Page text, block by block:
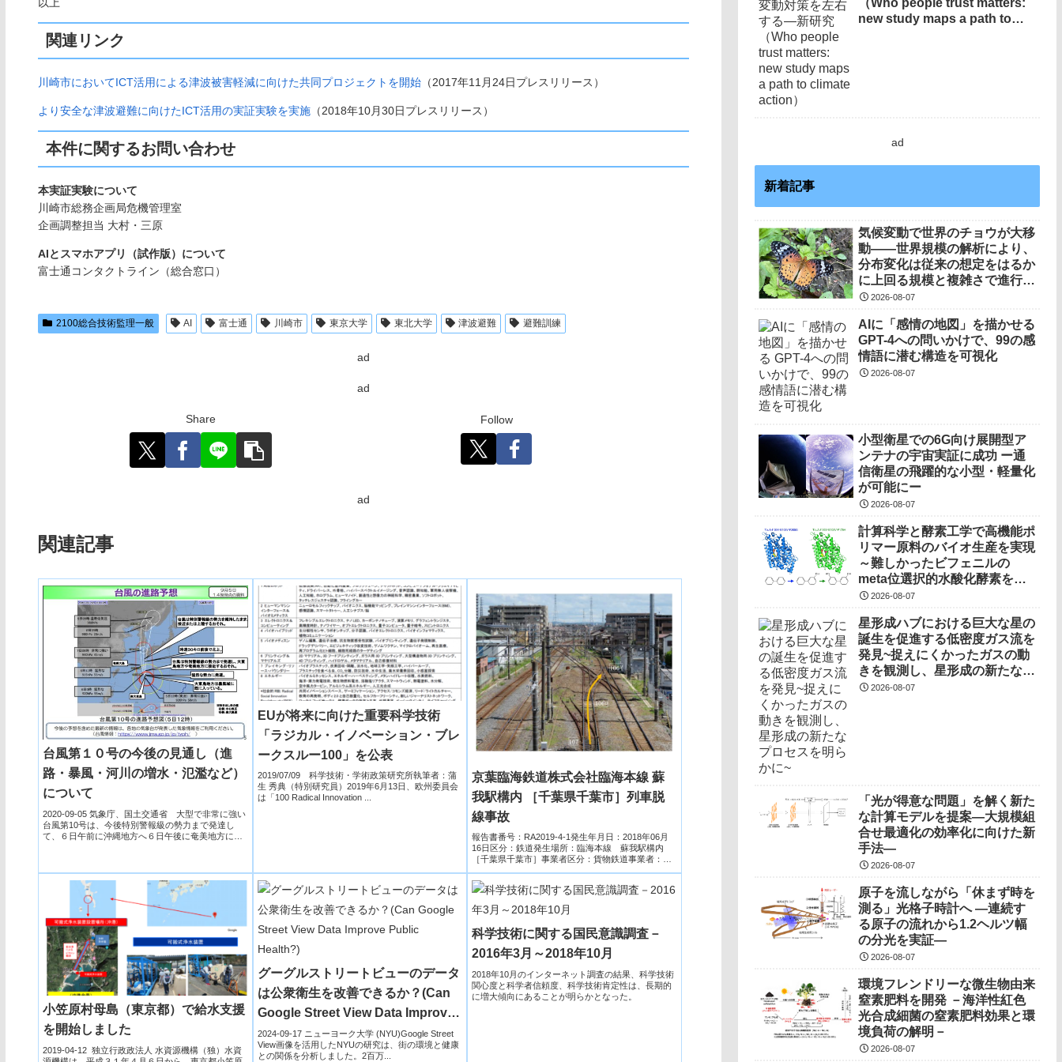
関連リンク
川崎市においてICT活用による津波被害軽減に向けた共同プロジェクトを開始（2017年11月24日プレスリリース）
より安全な津波避難に向けたICT活用の実証実験を実施（2018年10月30日プレスリリース）
本件に関するお問い合わせ
本実証実験について
川崎市総務企画局危機管理室
企画調整担当 大村・三原
AIとスマホアプリ（試作版）について
富士通コンタクトライン（総合窓口）
2100総合技術監理一般 AI 富士通 川崎市 東京大学 東北大学 津波避難 避難訓練
ad
ad
Share Follow
ad
関連記事
台風第１０号の今後の見通し（進
路・暴風・河川の増水・氾濫など）
について
2020-09-05 気象庁、国土交通省 大型で非常に強い
台風第10号は、今後特別警報級の勢力まで発達し
て、６日午前に沖縄地方へ６日午後に奄美地方に接
EUが将来に向けた重要科学技術
「ラジカル・イノベーション・ブレ
ークスルー100」を公表
2019/07/09 科学技術・学術政策研究所執筆者：蒲
生 秀典（特別研究員）2019年6月13日、欧州委員会
は「100 Radical Innovation ...
京葉臨海鉄道株式会社臨海本線 蘇
我駅構内 ［千葉県千葉市］列車脱
線事故
報告書番号：RA2019-4-1発生年月日：2018年06月
16日区分：鉄道発生場所：臨海本線 蘇我駅構内
［千葉県千葉市］事業者区分：貨物鉄道事業者：京
小笠原村母島（東京都）で給水支援
を開始しました
2019-04-12 独立行政政法人 水資源機構（独）水資
グーグルストリートビューのデータ
は公衆衛生を改善できるか？(Can
Google Street View Data Improve
Public Health?)
2024-09-17 ニューヨーク大学 (NYU)Google Street
View画像を活用したNYUの研究は、街の環境と健康
との関係を分析しました。2百万...
科学技術に関する国民意識調査－
2016年3月～2018年10月
2018年10月のインターネット調査の結果、科学技術
関心度と科学者信頼度、科学技術肯定性は、長期的
に増大傾向にあることが明らかとなった。
（Who people trust matters:
new study maps a path to
ad
新着記事
気候変動で世界のチョウが大移
動――世界規模の解析により、
分布変化は従来の想定をはるか
に上回る規模と複雑さで進行し
ていることを解明――
2026-08-07
AIに「感情の地図」を描かせる
GPT-4への問いかけで、99の感
情語に潜む構造を可視化
2026-08-07
小型衛星での6G向け展開型ア
ンテナの宇宙実証に成功 ー通
信衛星の飛躍的な小型・軽量化
が可能にー
2026-08-07
計算科学と酵素工学で高機能ポ
リマー原料のバイオ生産を実現
～難しかったビフェニルの
meta位選択的水酸化酵素を開
発～2026-08-07
星形成ハブにおける巨大な星の
誕生を促進する低密度ガス流を
発見~捉えにくかったガスの動
きを観測し、星形成の新たなプ
ロセスを明らかに~
2026-08-07
「光が得意な問題」を解く新た
な計算モデルを提案―大規模組
合せ最適化の効率化に向けた新
手法―
2026-08-07
原子を流しながら「休まず時を
測る」光格子時計へ ―連続す
る原子の流れから1.2ヘルツ幅
の分光を実証―
2026-08-07
環境フレンドリーな微生物由来
窒素肥料を開発 －海洋性紅色
光合成細菌の窒素肥料効果と環
境負荷の解明－
2026-08-07